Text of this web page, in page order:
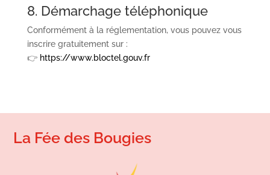
8. Démarchage téléphonique
Conformément à la réglementation, vous pouvez vous
inscrire gratuitement sur :
👉 https://www.bloctel.gouv.fr
La Fée des Bougies